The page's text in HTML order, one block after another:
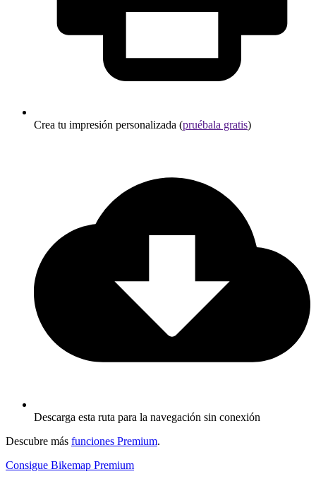
Crea tu impresión personalizada (pruébala gratis)
Descarga esta ruta para la navegación sin conexión
Descubre más funciones Premium.
Consigue Bikemap Premium